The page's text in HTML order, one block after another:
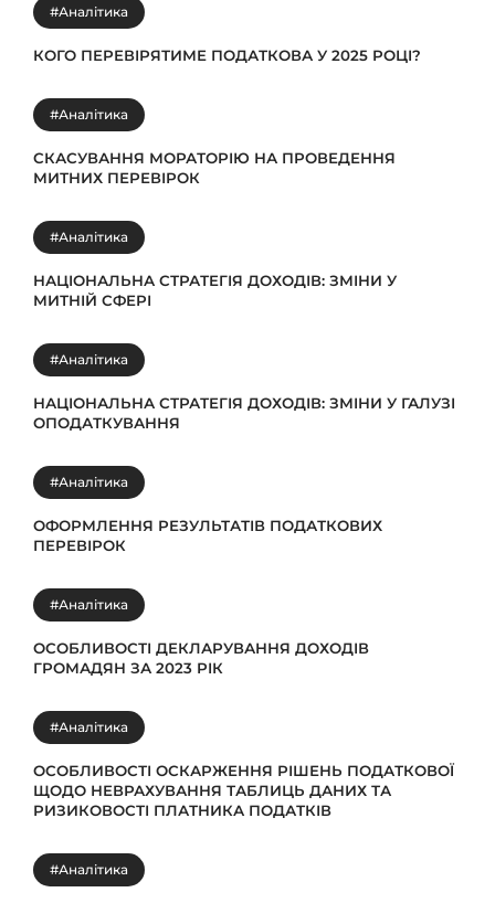
#Аналітика
КОГО ПЕРЕВІРЯТИМЕ ПОДАТКОВА У 2025 РОЦІ?
#Аналітика
СКАСУВАННЯ МОРАТОРІЮ НА ПРОВЕДЕННЯ
МИТНИХ ПЕРЕВІРОК
#Аналітика
НАЦІОНАЛЬНА СТРАТЕГІЯ ДОХОДІВ: ЗМІНИ У
МИТНІЙ СФЕРІ
#Аналітика
НАЦІОНАЛЬНА СТРАТЕГІЯ ДОХОДІВ: ЗМІНИ У ГАЛУЗІ
ОПОДАТКУВАННЯ
#Аналітика
ОФОРМЛЕННЯ РЕЗУЛЬТАТІВ ПОДАТКОВИХ
ПЕРЕВІРОК
#Аналітика
ОСОБЛИВОСТІ ДЕКЛАРУВАННЯ ДОХОДІВ
ГРОМАДЯН ЗА 2023 РІК
#Аналітика
ОСОБЛИВОСТІ ОСКАРЖЕННЯ РІШЕНЬ ПОДАТКОВОЇ
ЩОДО НЕВРАХУВАННЯ ТАБЛИЦЬ ДАНИХ ТА
РИЗИКОВОСТІ ПЛАТНИКА ПОДАТКІВ
#Аналітика